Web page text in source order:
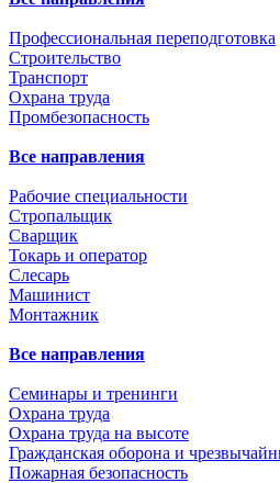
Профессиональная переподготовка
Строительство
Транспорт
Охрана труда
Промбезопасность
Все направления
Рабочие специальности
Стропальщик
Сварщик
Токарь и оператор
Слесарь
Машинист
Монтажник
Все направления
Семинары и тренинги
Охрана труда
Охрана труда на высоте
Гражданская оборона и
Пожарная безопасность